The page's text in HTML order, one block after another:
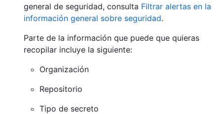
general de seguridad, consulta Filtrar alertas en la
información general sobre seguridad.
Parte de la información que puede que quieras
recopilar incluye la siguiente:
Organización
Repositorio
Tipo de secreto